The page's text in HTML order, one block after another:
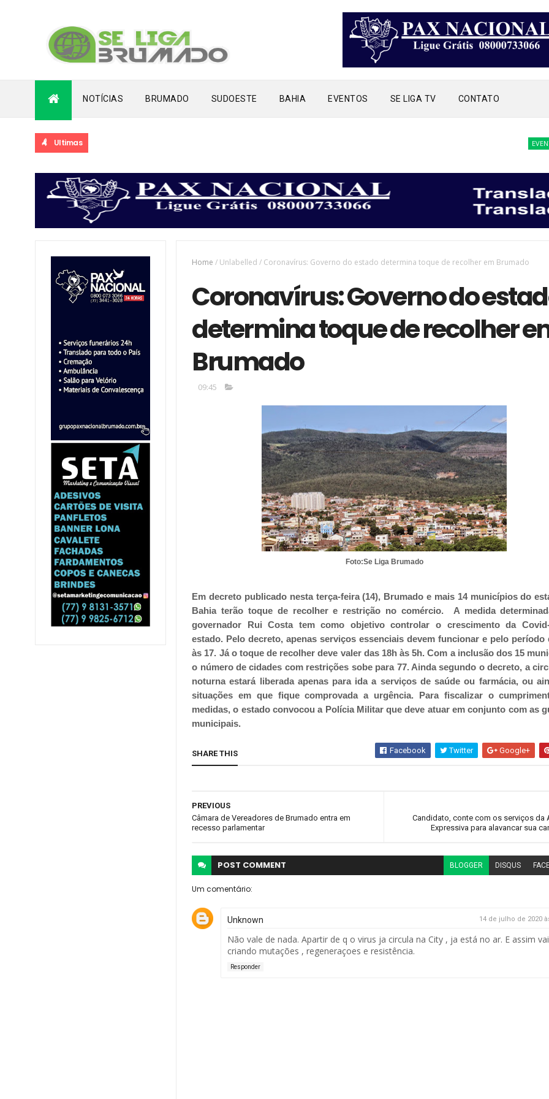
NOTÍCIAS BRUMADO SUDOESTE BAHIA EVENTOS SE LIGA TV CONTATO
Ultimas EVENTOS
Home / Unlabelled/ Coronavírus: Governo do estado determina toque de recolher em Brumado
Coronavírus: Governo do
determina toque de recolher
Brumado
09:45
Foto:Se Liga Brumado
Em decreto publicado nesta terça-feira (14), Brumado e mais 14 municípios do
Bahiaterão toque de recolher e restrição no comércio.
A medida
governador Rui Costa tem como objetivo controlar o crescimento da
estado. Pelo decreto, apenas serviços essenciais devem funcionar e pelo período
às 17. Já o toque de recolher deve valer das 18h às 5h. Com a inclusão dos 15
o número de cidades com restrições sobe para 77. Ainda segundo o decreto, a
noturna estará liberada apenas para ida a serviços de saúde ou farmácia, ou
situações em que fique comprovada a urgência. Para fiscalizar o
medidas, o estado convocou a Polícia Militar que deve atuar em conjunto com as
municipais.
SHARE THIS Facebook Twitter Google+
Candidato, conte com os serviços da
Expressiva para alavancar sua
PREVIOUS
Câmara de Vereadores de Brumado entra em
recesso parlamentar
POST COMMENT BLOGGER DISQUS
Um comentário:
Unknown 14 de julho de 2020
Não vale de nada. Apartir de q o virus ja circula na City , ja está no ar. E assim vai
criando mutações , regeneraçoes e resistência.
Responder